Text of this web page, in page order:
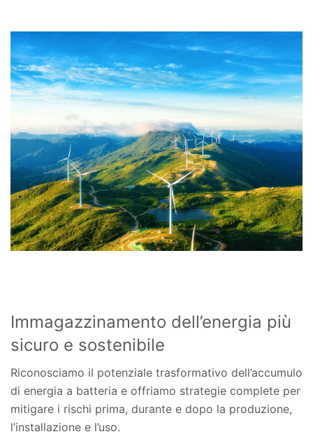
Immagazzinamento dell’energia più
sicuro e sostenibile
Riconosciamo il potenziale trasformativo dell’accumulo
di energia a batteria e offriamo strategie complete per
mitigare i rischi prima, durante e dopo la produzione,
l’installazione e l’uso.